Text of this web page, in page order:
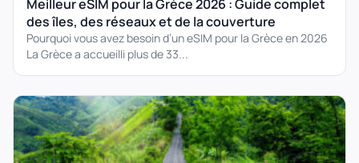
Meilleur eSIM pour la Grèce 2026 : Guide complet
des îles, des réseaux et de la couverture
Pourquoi vous avez besoin d’un eSIM pour la Grèce en 2026
La Grèce a accueilli plus de 33...